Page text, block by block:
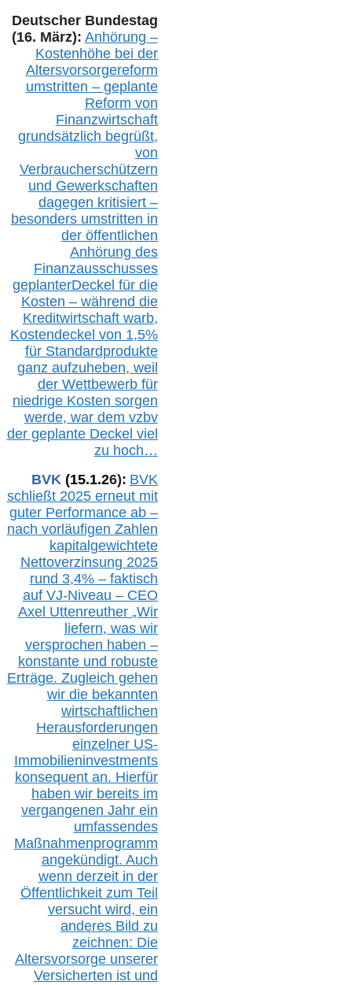
Deutscher Bundestag
(16. März): Anhörung –
Kostenhöhe bei der
Altersvorsorgereform
umstritten – geplante
Reform von
Finanzwirtschaft
grundsätzlich begrüßt,
von
Verbraucherschützern
und Gewerkschaften
dagegen kritisiert –
besonders umstritten in
der öffentlichen
Anhörung des
Finanzausschusses
geplanterDeckel für die
Kosten – während die
Kreditwirtschaft warb,
Kostendeckel von 1,5%
für Standardprodukte
ganz aufzuheben, weil
der Wettbewerb für
niedrige Kosten sorgen
werde, war dem vzbv
der geplante Deckel viel
zu hoch…
BVK (15.1.26): BVK
schließt 2025 erneut mit
guter Performance ab –
nach vorläufigen Zahlen
kapitalgewichtete
Nettoverzinsung 2025
rund 3,4% – faktisch
auf VJ-Niveau – CEO
Axel Uttenreuther „Wir
liefern, was wir
versprochen haben –
konstante und robuste
Erträge. Zugleich gehen
wir die bekannten
wirtschaftlichen
Herausforderungen
einzelner US-
Immobilieninvestments
konsequent an. Hierfür
haben wir bereits im
vergangenen Jahr ein
umfassendes
Maßnahmenprogramm
angekündigt. Auch
wenn derzeit in der
Öffentlichkeit zum Teil
versucht wird, ein
anderes Bild zu
zeichnen: Die
Altersvorsorge unserer
Versicherten ist und